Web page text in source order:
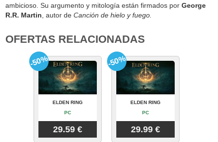
ambicioso. Su argumento y mitología están firmados porGeorge
R.R. Martin , autor deCanción de hielo y fuego.
OFERTAS RELACIONADAS
ELDEN RING
PC
29.59 €
-50%
ELDEN RING
PC
29.99 €
-50%